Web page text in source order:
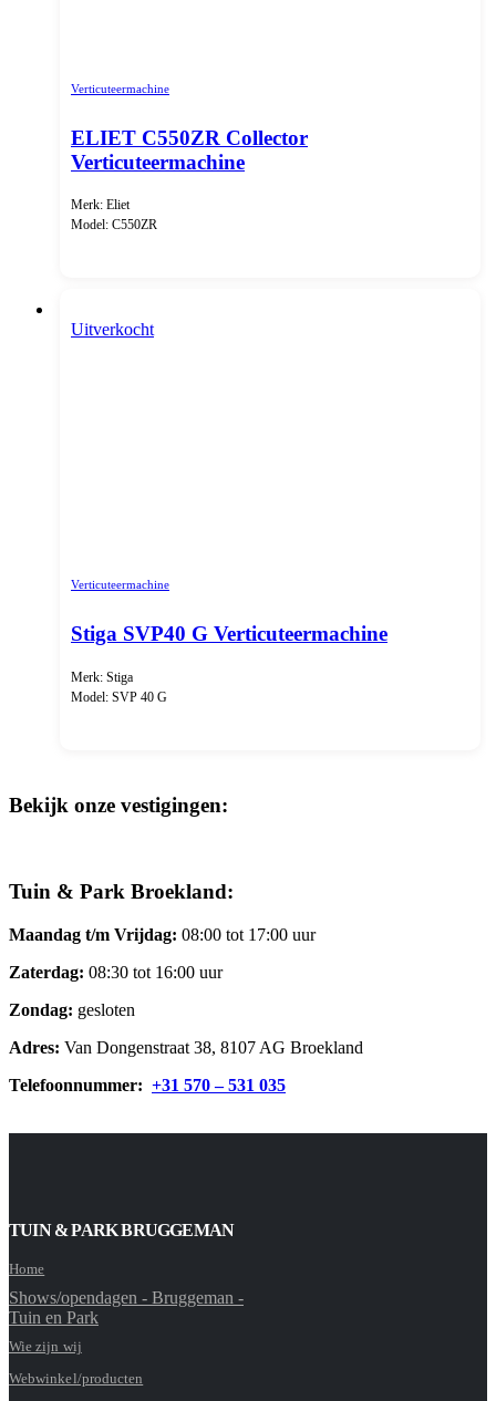
Verticuteermachine
ELIET C550ZR Collector
Verticuteermachine
Merk: Eliet
Model: C550ZR
Uitverkocht
Verticuteermachine
Stiga SVP40 G Verticuteermachine
Merk: Stiga
Model: SVP 40 G
Bekijk onze vestigingen:
Tuin & Park Broekland:
Maandag t/m Vrijdag: 08:00 tot 17:00 uur
Zaterdag: 08:30 tot 16:00 uur
Zondag: gesloten
Adres: Van Dongenstraat 38, 8107 AG Broekland
Telefoonnummer: +31 570 – 531 035
TUIN & PARK BRUGGEMAN
Home
Shows/opendagen - Bruggeman -
Tuin en Park
Wie zijn wij
Webwinkel/producten